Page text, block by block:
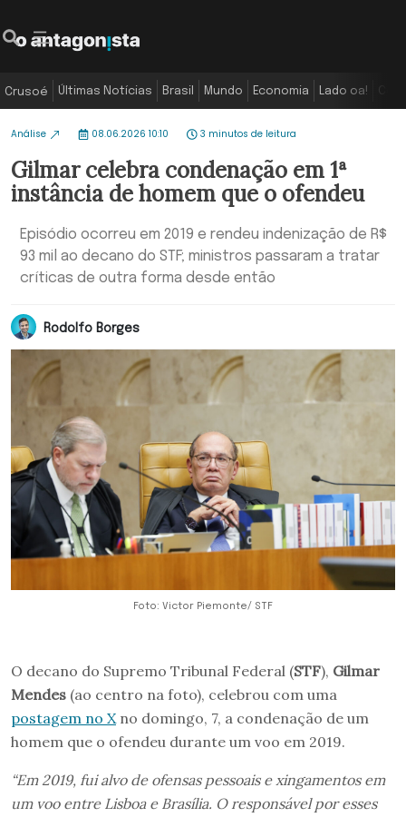
Crusoé Últimas Notícias Brasil Mundo Economia Lado oa!
Análise 08.06.2026 10:10 3 minutos de leitura
Gilmar celebra condenação em 1ª
instância de homem que o ofendeu
Episódio ocorreu em 2019 e rendeu indenização de R$
93 mil ao decano do STF; ministros passaram a tratar
críticas de outra forma desde então
Rodolfo Borges
Foto: Victor Piemonte/ STF
O decano do Supremo Tribunal Federal (STF), Gilmar
Mendes (ao centro na foto), celebrou com uma
postagem no Xno domingo, 7, a condenação de um
homem que o ofendeu durante um voo em 2019.
“Em 2019, fui alvo de ofensas pessoais e xingamentos em
um voo entre Lisboa e Brasília. O responsável por esses